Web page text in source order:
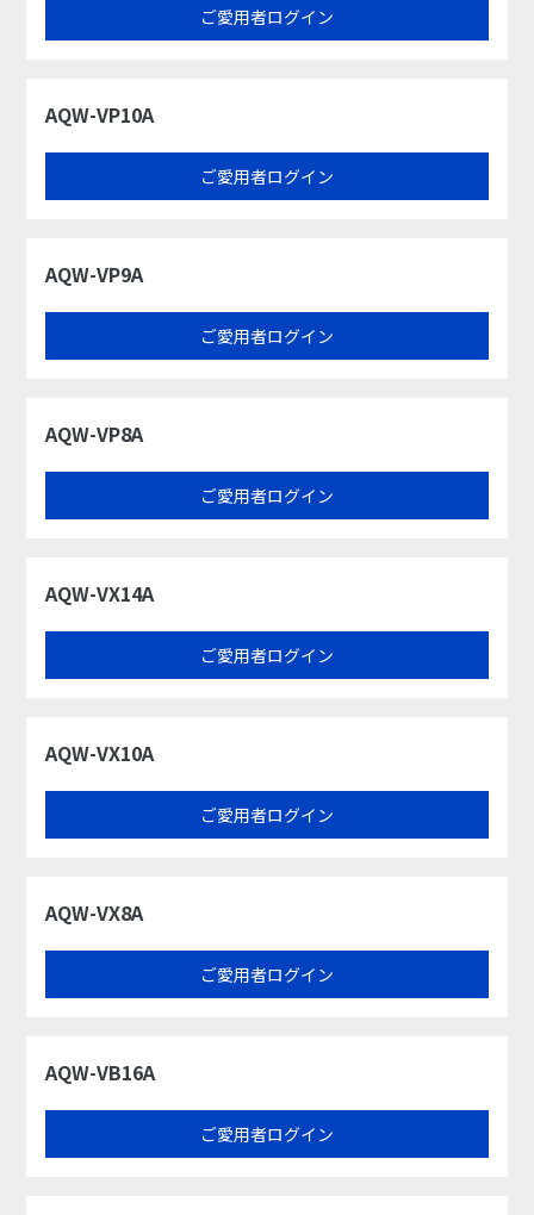
ご愛用者ログイン
AQW-VP10A
ご愛用者ログイン
AQW-VP9A
ご愛用者ログイン
AQW-VP8A
ご愛用者ログイン
AQW-VX14A
ご愛用者ログイン
AQW-VX10A
ご愛用者ログイン
AQW-VX8A
ご愛用者ログイン
AQW-VB16A
ご愛用者ログイン